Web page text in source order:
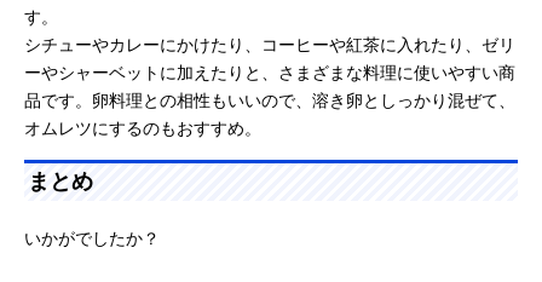
す。
シチューやカレーにかけたり、コーヒーや紅茶に入れたり、ゼリ
ーやシャーベットに加えたりと、さまざまな料理に使いやすい商
品です。卵料理との相性もいいので、溶き卵としっかり混ぜて、
オムレツにするのもおすすめ。
まとめ
いかがでしたか？